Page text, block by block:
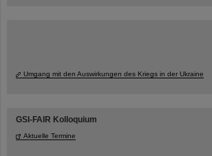
Umgang mit den Auswirkungen des Kriegs in der Ukraine
GSI-FAIR Kolloquium
Aktuelle Termine